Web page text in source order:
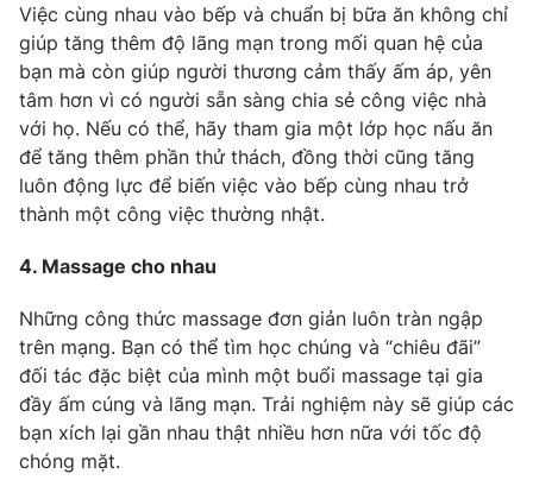
VTV9 VTV8
Liên hệ tòa soạn English
Theo dõi báo trên
Cơ quan chủ quản:Đài Truyền hình Việt Nam
Cơ quan báo chí:
Việc cùng nhau vào bếp và chuẩn bị bữa ăn không chỉ
giúp tăng thêm độ lãng mạn trong mối quan hệ của
bạn mà còn giúp người thương cảm thấy ấm áp, yên
tâm hơn vì có người sẵn sàng chia sẻ công việc nhà
với họ. Nếu có thể, hãy tham gia một lớp học nấu ăn
để tăng thêm phần thử thách, đồng thời cũng tăng
luôn động lực để biến việc vào bếp cùng nhau trở
thành một công việc thường nhật.
4. Massage cho nhau
Những công thức massage đơn giản luôn tràn ngập
trên mạng. Bạn có thể tìm học chúng và “chiêu đãi”
đối tác đặc biệt của mình một buổi massage tại gia
đầy ấm cúng và lãng mạn. Trải nghiệm này sẽ giúp các
bạn xích lại gần nhau thật nhiều hơn nữa với tốc độ
chóng mặt.